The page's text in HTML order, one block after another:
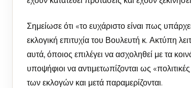
Σημείωσε ότι «το ευχάριστο είναι πως
εκλογική επιτυχία του Βουλευτή κ. Ακτύπη
αυτά, όποιος επιλέγει να ασχοληθεί με τα
υποψήφιοι να αντιμετωπίζονται ως
των εκλογών και μετά παραμερίζονται.